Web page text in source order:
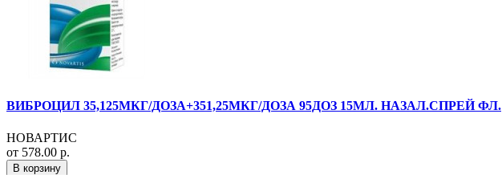
ВИБРОЦИЛ 35,125МКГ/ДОЗА+351,25МКГ/ДОЗА 95ДОЗ 15МЛ. НАЗАЛ.СПРЕЙ ФЛ.
НОВАРТИС
от 578.00 р.
В корзину